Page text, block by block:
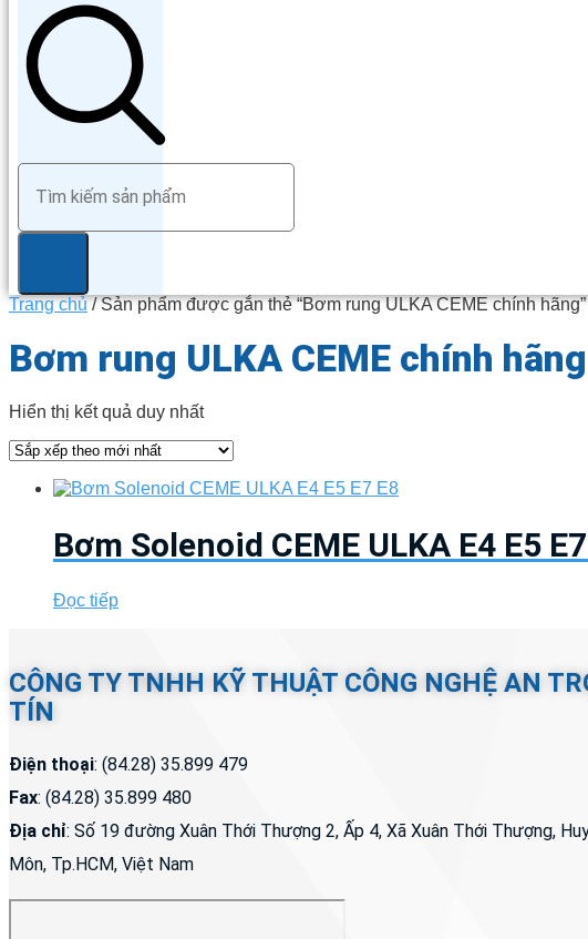
Trang chủ/ Sản phẩm được gắn thẻ “Bơm rung ULKA CEME chính hãng”
Bơm rung ULKA CEME chính hãng
Hiển thị kết quả duy nhất
Bơm Solenoid CEME ULKA E4 E5
Đọc tiếp
CÔNG TY TNHH KỸ THUẬT CÔNG NGHỆ AN
TÍN
Điện thoại: (84.28) 35.899 479
Fax: (84.28) 35.899 480
Địa chỉ: Số 19 đường Xuân Thới Thượng 2, Ấp 4, Xã Xuân Thới Thượng,
Môn, Tp.HCM, Việt Nam